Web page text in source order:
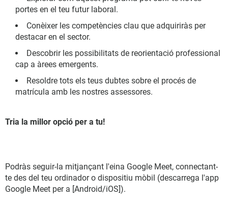
portes en el teu futur laboral.
Conèixer les competències clau que adquiriràs per
destacar en el sector.
Descobrir les possibilitats de reorientació professional
cap a àrees emergents.
Resoldre tots els teus dubtes sobre el procés de
matrícula amb les nostres assessores.
Tria la millor opció per a tu!
Podràs seguir-la mitjançant l'eina Google Meet, connectant-
te des del teu ordinador o dispositiu mòbil (descarrega l'app
Google Meet per a [Android/iOS]).